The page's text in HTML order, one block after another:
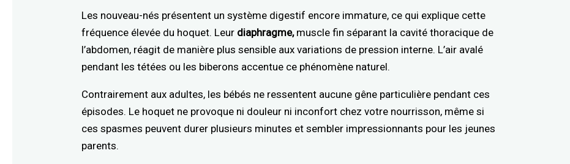
Les nouveau-nés présentent un système digestif encore immature, ce qui explique cette
fréquence élevée du hoquet. Leur diaphragme,muscle fin séparant la cavité thoracique de
l’abdomen, réagit de manière plus sensible aux variations de pression interne. L’air avalé
pendant les tétées ou les biberons accentue ce phénomène naturel.
Contrairement aux adultes, les bébés ne ressentent aucune gêne particulière pendant ces
épisodes. Le hoquet ne provoque ni douleur ni inconfort chez votre nourrisson, même si
ces spasmes peuvent durer plusieurs minutes et sembler impressionnants pour les jeunes
parents.